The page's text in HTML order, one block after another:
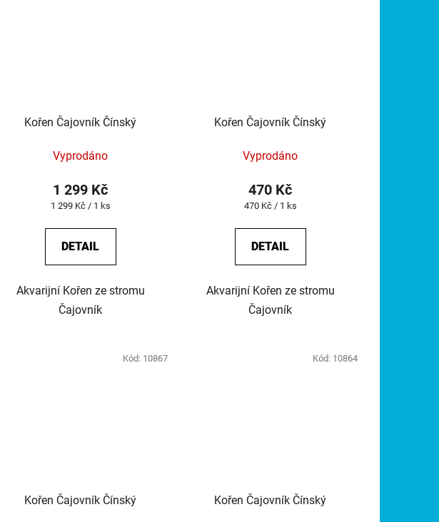
Kořen Čajovník Čínský
Vyprodáno
1 299 Kč
Měrná
1 299 Kč / 1 ks
DETAIL
Akvarijní Kořen ze stromu
Čajovník
Kořen Čajovník Čínský
Vyprodáno
470 Kč
Měrná
470 Kč / 1 ks
DETAIL
Akvarijní Kořen ze stromu
Čajovník
Kořen Čajovník Čínský
Kód: 10867
Kořen Čajovník Čínský
Kód: 10864